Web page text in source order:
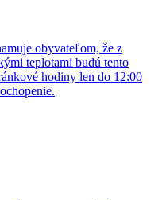
obyvateľom, že z
teplotami budú tento
hodiny len do 12:00